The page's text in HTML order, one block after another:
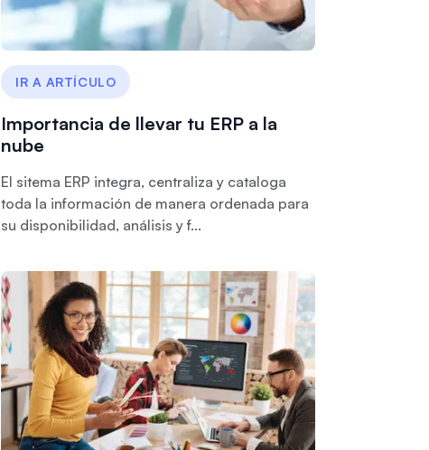
IR A ARTÍCULO
Importancia de llevar tu ERP a la
nube
El sitema ERP integra, centraliza y cataloga
toda la información de manera ordenada para
su disponibilidad, análisis y f...